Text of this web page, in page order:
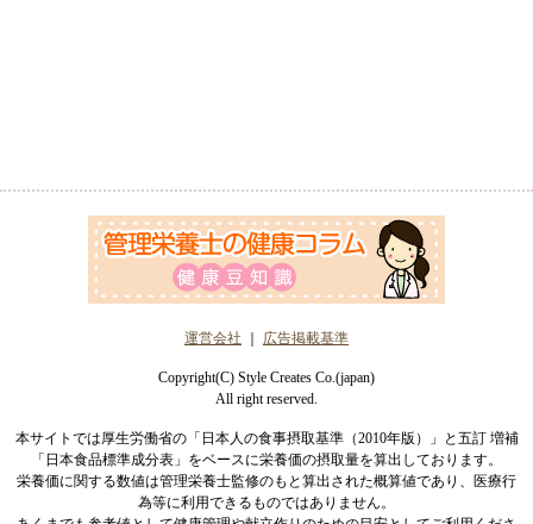
運営会社 ｜ 広告掲載基準
Copyright(C) Style Creates Co.(japan)
All right reserved.
本サイトでは厚生労働省の「日本人の食事摂取基準（2010年版）」と五訂 増補
「日本食品標準成分表」をベースに栄養価の摂取量を算出しております。
栄養価に関する数値は管理栄養士監修のもと算出された概算値であり、医療行
為等に利用できるものではありません。